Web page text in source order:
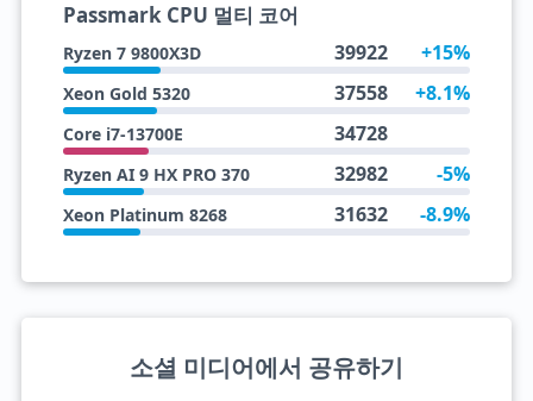
Passmark CPU 멀티 코어
Ryzen 7 9800X3D 39922 +15%
Xeon Gold 5320 37558 +8.1%
Core i7-13700E 34728
Ryzen AI 9 HX PRO 370 32982 -5%
Xeon Platinum 8268 31632 -8.9%
소셜 미디어에서 공유하기